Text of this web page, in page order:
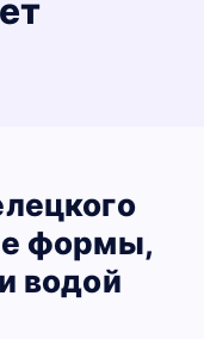
формы,
водой